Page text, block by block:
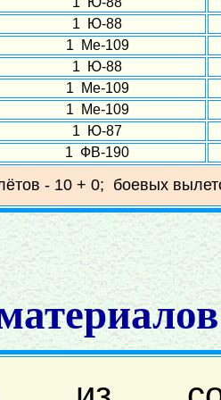
1 Ю-88
1 Ме-109
1 Ю-88
1 Ме-109
1 Ме-109
1 Ю-87
1 ФВ-190
- 10 + 0; боевых